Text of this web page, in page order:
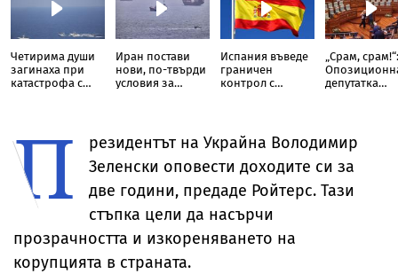
Четирима души
загинаха при
катастрофа с
Иран постави
нови, по-твърди
условия за
Испания въведе
граничен
контрол с
„Срам, срам!“:
депутатка
П
резидентът на Украйна Володимир
Зеленски оповести доходите си за
две години, предаде Ройтерс. Тази
стъпка цели да насърчи
прозрачността и изкореняването на
корупцията в страната.